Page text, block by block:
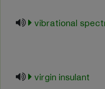
vibrational
virgin insulant